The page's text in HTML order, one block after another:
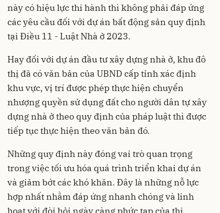
này có hiệu lực thi hành thì không phải đáp ứng
các yêu cầu đối với dự án bất động sản quy định
tại Điều 11 - Luật Nhà ở 2023.
Hay đối với dự án đầu tư xây dựng nhà ở, khu đô
thị đã có văn bản của UBND cấp tỉnh xác định
khu vực, vị trí được phép thực hiện chuyển
nhượng quyền sử dụng đất cho người dân tự xây
dựng nhà ở theo quy định của pháp luật thì được
tiếp tục thực hiện theo văn bản đó.
Những quy định này đóng vai trò quan trọng
trong việc tối ưu hóa quá trình triển khai dự án
và giảm bớt các khó khăn. Đây là những nỗ lực
hợp nhất nhằm đáp ứng nhanh chóng và linh